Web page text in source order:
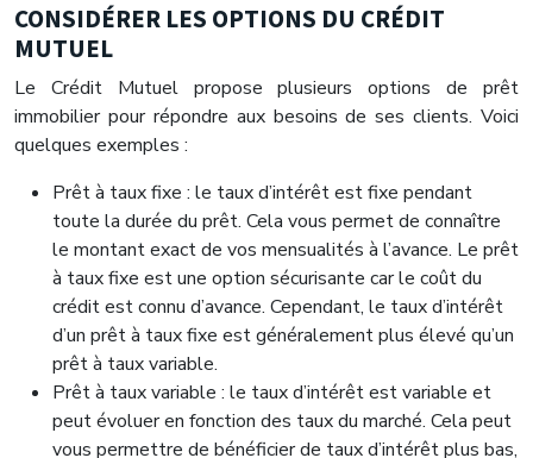
CONSIDÉRER LES OPTIONS DU CRÉDIT
MUTUEL
Le Crédit Mutuel propose plusieurs options de prêt
immobilier pour répondre aux besoins de ses clients. Voici
quelques exemples :
Prêt à taux fixe : le taux d’intérêt est fixe pendant
toute la durée du prêt. Cela vous permet de connaître
le montant exact de vos mensualités à l’avance. Le prêt
à taux fixe est une option sécurisante car le coût du
crédit est connu d’avance. Cependant, le taux d’intérêt
d’un prêt à taux fixe est généralement plus élevé qu’un
prêt à taux variable.
Prêt à taux variable : le taux d’intérêt est variable et
peut évoluer en fonction des taux du marché. Cela peut
vous permettre de bénéficier de taux d’intérêt plus bas,